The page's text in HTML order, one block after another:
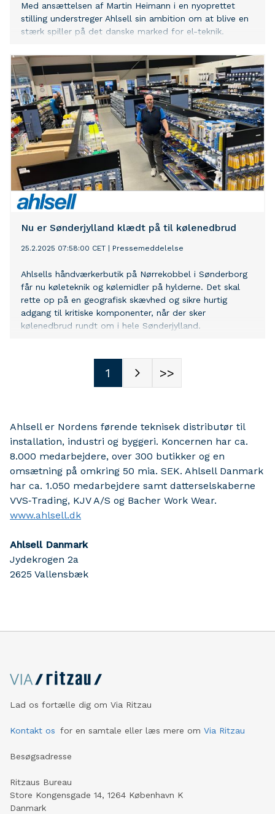
Med ansættelsen af Martin Heimann i en nyoprettet
stilling understreger Ahlsell sin ambition om at blive en
stærk spiller på det danske marked for el-teknik.
Nu er Sønderjylland klædt på til kølenedbrud
25.2.2025 07:58:00 CET Pressemeddelelse
Ahlsells håndværkerbutik på Nørrekobbel i Sønderborg
får nu køleteknik og kølemidler på hylderne. Det skal
rette op på en geografisk skævhed og sikre hurtig
adgang til kritiske komponenter, når der sker
kølenedbrud rundt om i hele Sønderjylland.
1 >>
Ahlsell er Nordens førende teknisek distributør til
installation, industri og byggeri. Koncernen har ca.
8.000 medarbejdere, over 300 butikker og en
omsætning på omkring 50 mia. SEK. Ahlsell Danmark
har ca. 1.050 medarbejdere samt datterselskaberne
VVS‑Trading, KJV A/S og Bacher Work Wear.
www.ahlsell.dk
Ahlsell Danmark
Jydekrogen 2a
2625 Vallensbæk
Lad os fortælle dig om Via Ritzau
Kontakt os for en samtale eller læs mere om Via Ritzau
Besøgsadresse
Ritzaus Bureau
Store Kongensgade 14, 1264 København K
Danmark